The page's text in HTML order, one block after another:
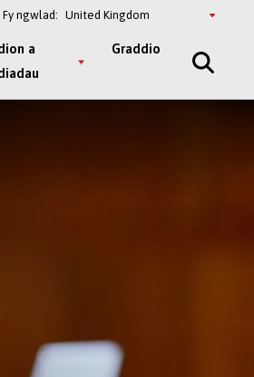
Fy ngwlad: Select
a
Graddio